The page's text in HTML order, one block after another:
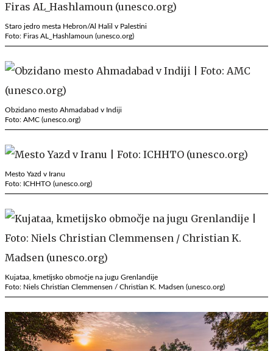
Staro jedro mesta Hebron/Al Halil v Palestini
Foto: Firas AL_Hashlamoun (unesco.org)
Obzidano mesto Ahmadabad v Indiji
Foto: AMC (unesco.org)
Mesto Yazd v Iranu
Foto: ICHHTO (unesco.org)
Kujataa, kmetijsko območje na jugu Grenlandije
Foto: Niels Christian Clemmensen / Christian K. Madsen (unesco.org)